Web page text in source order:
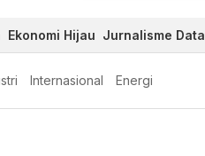
Ekonomi Hijau Jurnalisme Data
Internasional Energi